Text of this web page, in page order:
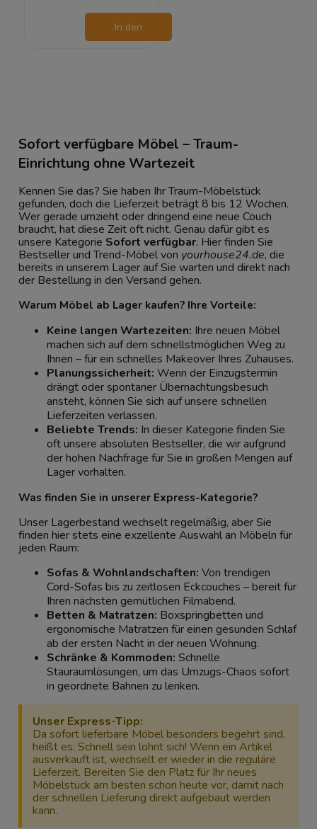
In den
Sofort verfügbare Möbel – Traum-
Einrichtung ohne Wartezeit
Kennen Sie das? Sie haben Ihr Traum-Möbelstück
gefunden, doch die Lieferzeit beträgt 8 bis 12 Wochen.
Wer gerade umzieht oder dringend eine neue Couch
braucht, hat diese Zeit oft nicht. Genau dafür gibt es
unsere Kategorie Sofort verfügbar. Hier finden Sie
Bestseller und Trend-Möbel von yourhouse24.de, die
bereits in unserem Lager auf Sie warten und direkt nach
der Bestellung in den Versand gehen.
Warum Möbel ab Lager kaufen? Ihre Vorteile:
Keine langen Wartezeiten: Ihre neuen Möbel
machen sich auf dem schnellstmöglichen Weg zu
Ihnen – für ein schnelles Makeover Ihres Zuhauses.
Planungssicherheit: Wenn der Einzugstermin
drängt oder spontaner Übernachtungsbesuch
ansteht, können Sie sich auf unsere schnellen
Lieferzeiten verlassen.
Beliebte Trends: In dieser Kategorie finden Sie
oft unsere absoluten Bestseller, die wir aufgrund
der hohen Nachfrage für Sie in großen Mengen auf
Lager vorhalten.
Was finden Sie in unserer Express-Kategorie?
Unser Lagerbestand wechselt regelmäßig, aber Sie
finden hier stets eine exzellente Auswahl an Möbeln für
jeden Raum:
Sofas & Wohnlandschaften: Von trendigen
Cord-Sofas bis zu zeitlosen Eckcouches – bereit für
Ihren nächsten gemütlichen Filmabend.
Betten & Matratzen: Boxspringbetten und
ergonomische Matratzen für einen gesunden Schlaf
ab der ersten Nacht in der neuen Wohnung.
Schränke & Kommoden: Schnelle
Stauraumlösungen, um das Umzugs-Chaos sofort
in geordnete Bahnen zu lenken.
Unser Express-Tipp:
Da sofort lieferbare Möbel besonders begehrt sind,
heißt es: Schnell sein lohnt sich! Wenn ein Artikel
ausverkauft ist, wechselt er wieder in die reguläre
Lieferzeit. Bereiten Sie den Platz für Ihr neues
Möbelstück am besten schon heute vor, damit nach
der schnellen Lieferung direkt aufgebaut werden
kann.